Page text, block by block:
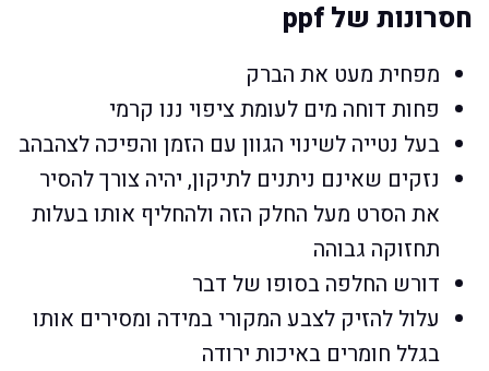
חסרונות של ppf
מפחית מעט את הברק
פחות דוחה מים לעומת ציפוי ננו קרמי
בעל נטייה לשינוי הגוון עם הזמן והפיכה לצהבהב
נזקים שאינם ניתנים לתיקון, יהיה צורך להסיר
את הסרט מעל החלק הזה ולהחליף אותו בעלות
תחזוקה גבוהה
דורש החלפה בסופו של דבר
עלול להזיק לצבע המקורי במידה ומסירים אותו
בגלל חומרים באיכות ירודה